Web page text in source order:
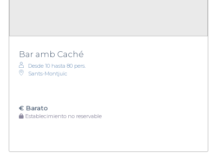
Bar amb Caché
Desde 10 hasta 80 pers.
Sants-Montjuïc
€ Barato
Establecimiento no reservable